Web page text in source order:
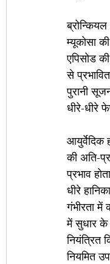
म्यूकोसा
एपिसोड
से
पुरानी
धीरे-धीरे
आयुर्वेदिक
की अति-
प्रभाव
धीरे
गंभीरता में
में सुधार के
नियंत्रित
नियमित